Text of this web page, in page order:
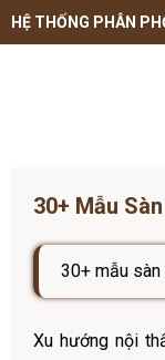
HỆ THỐNG PHÂN
30+ Mẫu
30+ mẫu
Xu hướng nội